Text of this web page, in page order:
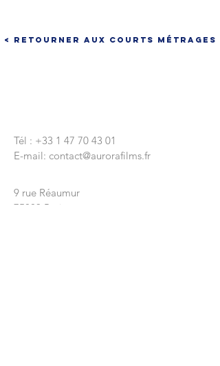
< Retourner aux courts métrages
Tél : +33 1 47 70 43 01
E-mail: contact@aurorafilms.fr
9 rue Réaumur
75003 Paris